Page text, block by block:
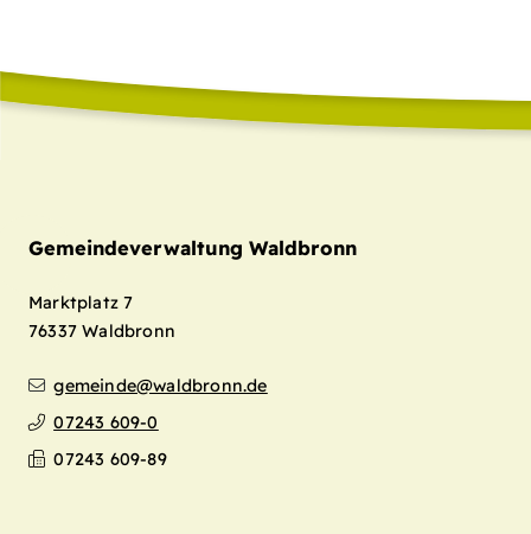
Gemeindeverwaltung Waldbronn
Marktplatz 7
76337 Waldbronn
gemeinde@waldbronn.de
07243 609-0
07243 609-89